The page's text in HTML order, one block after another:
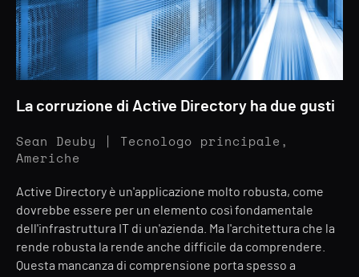
La corruzione di Active Directory ha due gusti
Sean Deuby | Tecnologo principale,
Americhe
Active Directory è un'applicazione molto robusta, come
dovrebbe essere per un elemento così fondamentale
dell'infrastruttura IT di un'azienda. Ma l'architettura che la
rende robusta la rende anche difficile da comprendere.
Questa mancanza di comprensione porta spesso a